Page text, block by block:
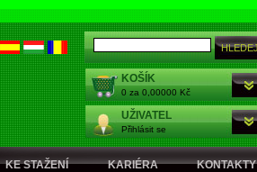
KOŠÍK
0 za 0,00000 Kč
UŽIVATEL
Přihlásit se
KE STAŽENÍ KARIÉRA KONTAKTY